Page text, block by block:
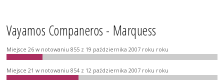
Vayamos Companeros - Marquess
Miejsce 26 w notowaniu 855 z 19 października 2007 roku roku
Miejsce 21 w notowaniu 854 z 12 października 2007 roku roku